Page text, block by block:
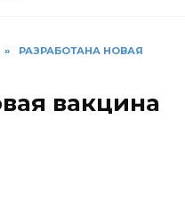
»
РАЗРАБОТАНА НОВАЯ
вакцина